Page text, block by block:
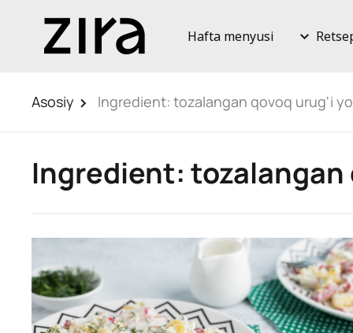
Hafta menyusi
Asosiy Ingredient: tozalangan qovoq urug'i
Ingredient: tozalangan